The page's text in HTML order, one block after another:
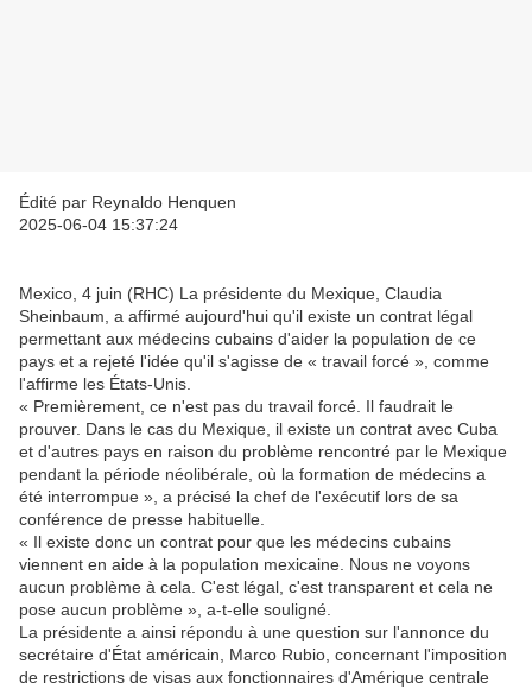
Édité par Reynaldo Henquen
2025-06-04 15:37:24
Mexico, 4 juin (RHC) La présidente du Mexique, Claudia
Sheinbaum, a affirmé aujourd'hui qu'il existe un contrat légal
permettant aux médecins cubains d'aider la population de ce
pays et a rejeté l'idée qu'il s'agisse de « travail forcé », comme
l'affirme les États-Unis.
« Premièrement, ce n'est pas du travail forcé. Il faudrait le
prouver. Dans le cas du Mexique, il existe un contrat avec Cuba
et d'autres pays en raison du problème rencontré par le Mexique
pendant la période néolibérale, où la formation de médecins a
été interrompue », a précisé la chef de l'exécutif lors de sa
conférence de presse habituelle.
« Il existe donc un contrat pour que les médecins cubains
viennent en aide à la population mexicaine. Nous ne voyons
aucun problème à cela. C'est légal, c'est transparent et cela ne
pose aucun problème », a-t-elle souligné.
La présidente a ainsi répondu à une question sur l'annonce du
secrétaire d'État américain, Marco Rubio, concernant l'imposition
de restrictions de visas aux fonctionnaires d'Amérique centrale